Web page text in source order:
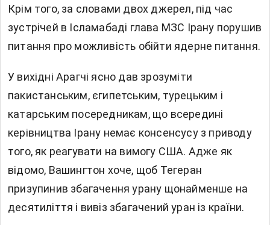
Крім того, за словами двох джерел, під час
зустрічей в Ісламабаді глава МЗС Ірану порушив
питання про можливість обійти ядерне питання.
У вихідні Арагчі ясно дав зрозуміти
пакистанським, єгипетським, турецьким і
катарським посередникам, що всередині
керівництва Ірану немає консенсусу з приводу
того, як реагувати на вимогу США. Адже як
відомо, Вашингтон хоче, щоб Тегеран
призупинив збагачення урану щонайменше на
десятиліття і вивіз збагачений уран із країни.